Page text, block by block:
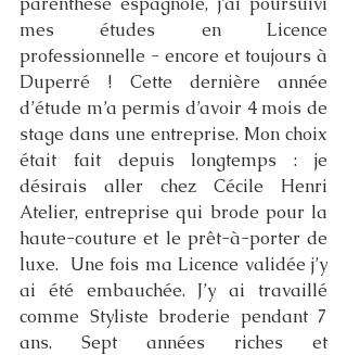
mes études en Licence
professionnelle - encore et toujours à
Duperré ! Cette dernière année
d’étude m’a permis d’avoir 4 mois de
stage dans une entreprise. Mon choix
était fait depuis longtemps : je
désirais aller chez Cécile Henri
Atelier, entreprise qui brode pour la
haute-couture et le prêt-à-porter de
luxe.  Une fois ma Licence validée j’y
ai été embauchée. J’y ai travaillé
comme Styliste broderie pendant 7
ans. Sept années riches et